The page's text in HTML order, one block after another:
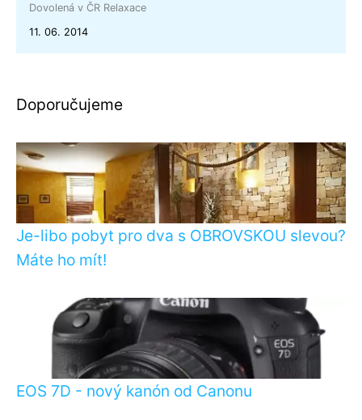
Dovolená v ČR Relaxace
11. 06. 2014
Doporučujeme
Je-libo pobyt pro dva s OBROVSKOU slevou?
Máte ho mít!
EOS 7D - nový kanón od Canonu